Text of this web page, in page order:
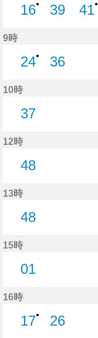
16●
39
41●
9時
24●
36
10時
37
12時
48
13時
48
15時
01
16時
17●
26